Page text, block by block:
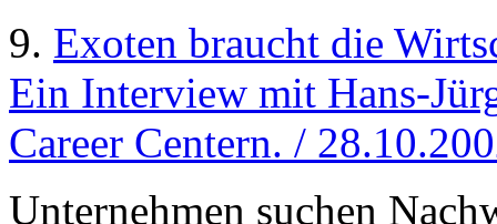
9. Exoten braucht die
Ein Interview mit Hans-
Career Centern. /
Unternehmen suchen